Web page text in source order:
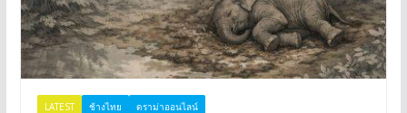
LATEST ช้างไทย ดราม่าออนไลน์